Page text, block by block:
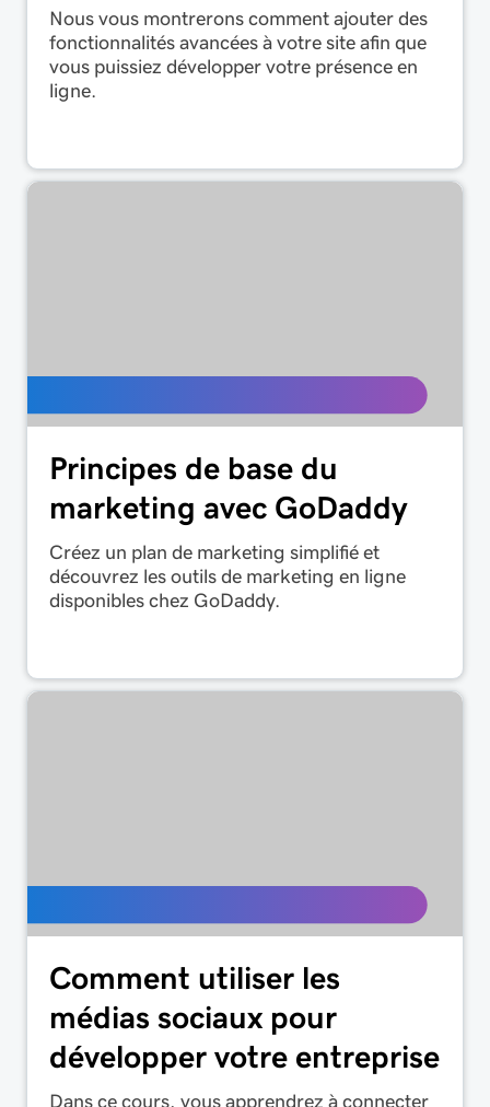
Nous vous montrerons comment ajouter des
fonctionnalités avancées à votre site afin que
vous puissiez développer votre présence en
ligne.
Principes de base du
marketing avec GoDaddy
Créez un plan de marketing simplifié et
découvrez les outils de marketing en ligne
disponibles chez GoDaddy.
Comment utiliser les
médias sociaux pour
développer votre entreprise
Dans ce cours, vous apprendrez à connecter